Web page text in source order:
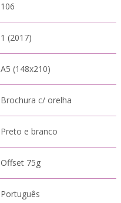
106
1 (2017)
A5 (148x210)
Brochura c/ orelha
Preto e branco
Offset 75g
Português